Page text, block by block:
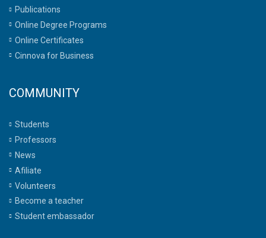
Publications
Online Degree Programs
Online Certificates
Cinnova for Business
COMMUNITY
Students
Professors
News
Afiliate
Volunteers
Become a teacher
Student embassador